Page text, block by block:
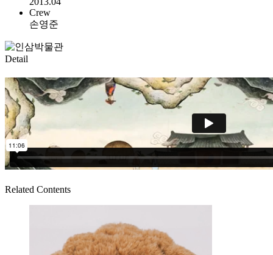
Crew
손영준
Detail
Related Contents